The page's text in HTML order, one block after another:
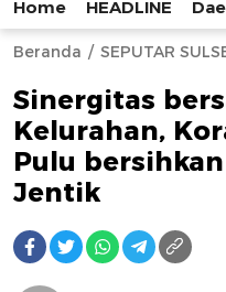
AFN
HarianBeritaKota
Mengabarkan
Home HEADLINE
Beranda SEPUTAR
Sinergitas
Kelurahan,
Pulu
Jentik